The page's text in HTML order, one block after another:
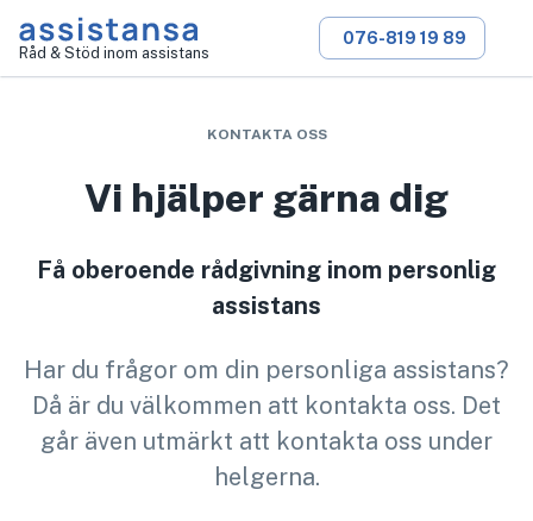
Råd & Stöd inom assistans
076-819 19 89
KONTAKTA OSS
Vi hjälper gärna dig
Få oberoende rådgivning inom personlig
assistans
Har du frågor om din personliga assistans?
Då är du välkommen att kontakta oss. Det
går även utmärkt att kontakta oss under
helgerna.